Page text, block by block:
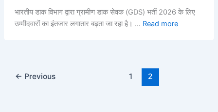
भारतीय डाक विभाग द्वारा ग्रामीण डाक सेवक (GDS) भर्ती 2026 के लिए
उम्मीदवारों का इंतजार लगातार बढ़ता जा रहा है। … Read more
← Previous 1 2